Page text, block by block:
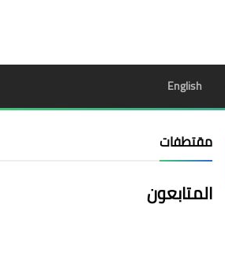
English
مقتطفات
المتابعون